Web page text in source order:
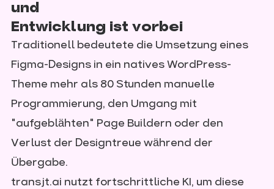
und
Entwicklung ist vorbei
Traditionell bedeutete die Umsetzung eines
Figma-Designs in ein natives WordPress-
Theme mehr als 80 Stunden manuelle
Programmierung, den Umgang mit
"aufgeblähten" Page Buildern oder den
Verlust der Designtreue während der
Übergabe.
transjt.ai nutzt fortschrittliche KI, um diese